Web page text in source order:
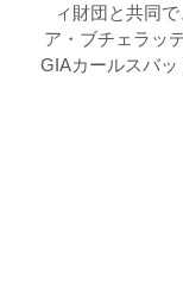
ィ財団と共同
ア・ブチェラッ
GIAカールスバッ